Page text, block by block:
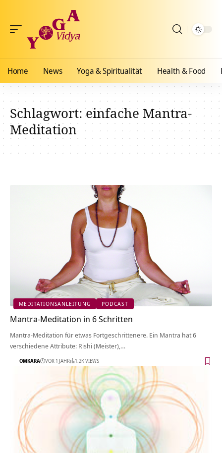
Home News Yoga & Spiritualität Health & Food
Schlagwort:einfache Mantra-
Meditation
MEDITATIONSANLEITUNG PODCAST
Mantra-Meditation in 6 Schritten
Mantra-Meditation für etwas Fortgeschrittenere. Ein Mantra hat 6
verschiedene Attribute: Rishi (Meister),…
OMKARA VOR 1 JAHR 1.2K VIEWS